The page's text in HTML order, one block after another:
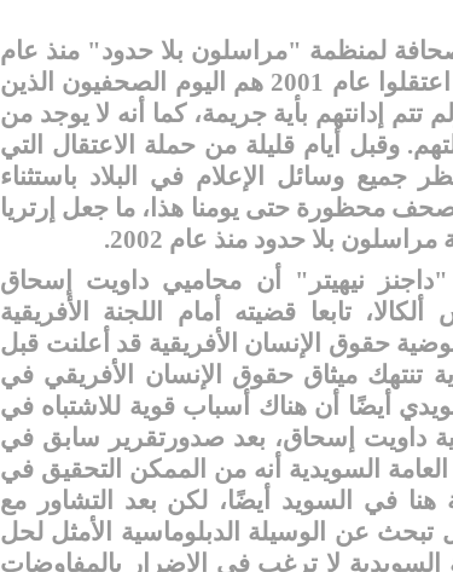
لمنظمة "مراسلون بلا حدود" منذ عام
2002، وداويت إسحاق ورفاقه الذين اعتقلوا عام 2001 هم اليوم الصحفيون الذين
إدانتهم بأية جريمة، كما أنه لا يوجد من
وقبل أيام قليلة من حملة الاعتقال التي
جميع وسائل الإعلام في البلاد باستثناء
محظورة حتى يومنا هذا، ما جعل إرتريا
بلا حدود منذ عام 2002
.
نيهيتر" أن محاميي داويت إسحاق
تابعا قضيته أمام اللجنة الأفريقية
حقوق الإنسان الأفريقية قد أعلنت قبل
تنتهك ميثاق حقوق الإنسان الأفريقي في
أيضًا أن هناك أسباب قوية للاشتباه في
داويت إسحاق، بعد صدورتقرير سابق في
العامة السويدية أنه من الممكن التحقيق في
هنا في السويد أيضًا، لكن بعد التشاور مع
تبحث عن الوسيلة الدبلوماسية الأمثل لحل
السويدية لا ترغب في الإضرار بالمفاوضات